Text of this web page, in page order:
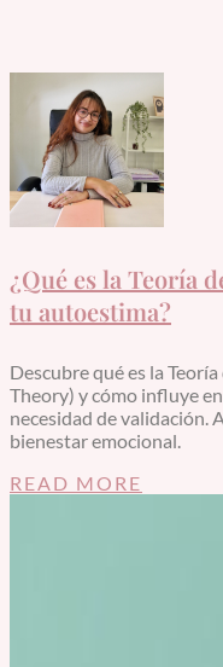
¿Qué es la Teoría
tu autoestima?
Descubre qué es la
Theory) y cómo influye
necesidad de validación.
bienestar emocional.
READ MORE